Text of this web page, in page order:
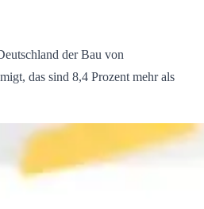
der Bau von
das sind 8,4 Prozent mehr als